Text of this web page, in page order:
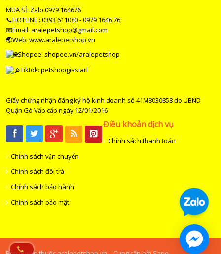
MUA SỈ: Zalo 0979 164676
📞HOTLINE : 0393 611080 - 0979 1646 76
📧Email: aralepetshop@gmail.com
🌏Web: www.aralepetshop.vn
Shopee: shopee.vn/aralepetshop
Tiktok: petshopgiasiarl
Giấy chứng nhận đăng ký hộ kinh doanh số 41M8030858 do UBND
Quận Gò Vấp cấp ngày 12/01/2016
Điều khoản dịch vụ
Chính sách thanh toán
Chính sách vận chuyển
Chính sách đổi trả
Chính sách bảo hành
Chính sách bảo mật